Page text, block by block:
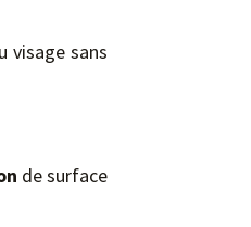
visage sans
de surface